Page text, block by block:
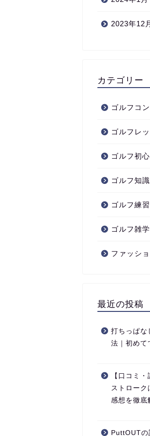
2023年12
カテゴリー
ゴルフコ
ゴルフレ
ゴルフ初
ゴルフ知識
ゴルフ練習
ゴルフ雑学
ファッシ
最近の投稿
打ちっぱな
法｜初めて
【口コミ
ストローク
感想を徹底
PuttOUTの